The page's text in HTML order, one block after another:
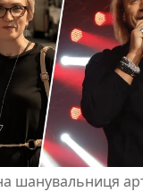
шанувальниця